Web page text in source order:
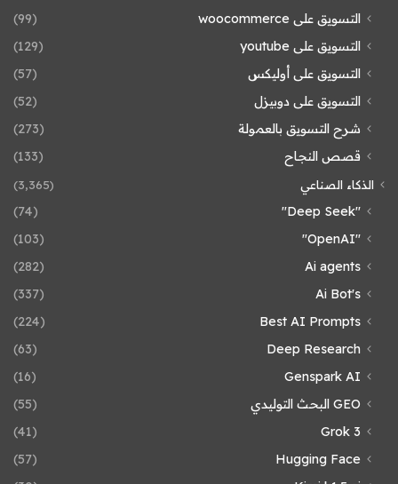
التسويق على woocommerce
(99)
التسويق على youtube
(129)
التسويق على أوليكس
(57)
التسويق على دوبيزل
(52)
شرح التسويق بالعمولة
(273)
قصص النجاح
(133)
الذكاء الصناعي (3٬365)
"Deep Seek"
(74)
"OpenAI"
(103)
Ai agents
(282)
Ai Bot's
(337)
Best AI Prompts
(224)
Deep Research
(63)
Genspark AI
(16)
GEO البحث التوليدي
(55)
Grok 3
(41)
Hugging Face
(57)